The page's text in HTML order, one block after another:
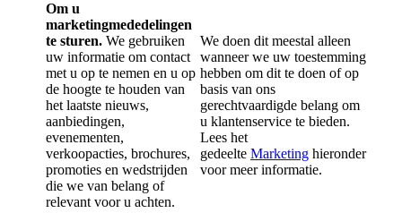
Om u
marketingmededelingen
te sturen. We gebruiken
uw informatie om contact
met u op te nemen en u op
de hoogte te houden van
het laatste nieuws,
aanbiedingen,
evenementen,
verkoopacties, brochures,
promoties en wedstrijden
die we van belang of
relevant voor u achten.
We doen dit meestal alleen
wanneer we uw toestemming
hebben om dit te doen of op
basis van ons
gerechtvaardigde belang om
u klantenservice te bieden.
Lees het
gedeelte Marketing hieronder
voor meer informatie.